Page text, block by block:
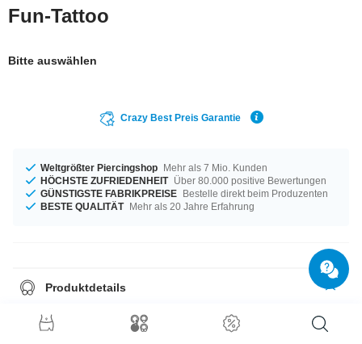
Fun-Tattoo
Bitte auswählen
Crazy Best Preis Garantie
Weltgrößter Piercingshop Mehr als 7 Mio. Kunden
HÖCHSTE ZUFRIEDENHEIT Über 80.000 positive Bewertungen
GÜNSTIGSTE FABRIKPREISE Bestelle direkt beim Produzenten
BESTE QUALITÄT Mehr als 20 Jahre Erfahrung
Produktdetails
Kann einfach entfernt werden.